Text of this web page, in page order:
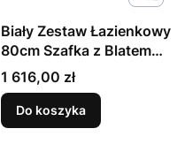
Biały Zestaw Łazienkowy
80cm Szafka z Blatem
Umywalka Słupek
Ryflowane Fronty Arcos
Cena
1 616,00 zł
Do koszyka